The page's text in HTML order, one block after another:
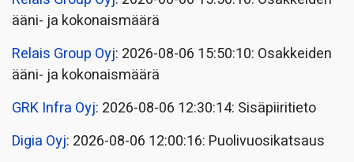
ääni- ja kokonaismäärä
Relais Group Oyj: 2026-08-06 15:50:10: Osakkeiden
ääni- ja kokonaismäärä
GRK Infra Oyj: 2026-08-06 12:30:14: Sisäpiiritieto
Digia Oyj: 2026-08-06 12:00:16: Puolivuosikatsaus